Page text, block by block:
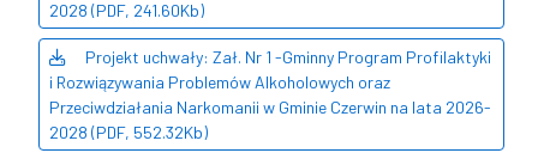
2028 (PDF, 241.60Kb)
Projekt uchwały: Zał. Nr 1 -Gminny Program Profilaktyki
i Rozwiązywania Problemów Alkoholowych oraz
Przeciwdziałania Narkomanii w Gminie Czerwin na lata 2026-
2028 (PDF, 552.32Kb)